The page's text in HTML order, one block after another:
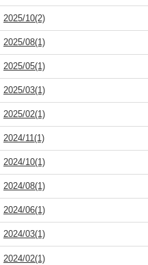
2025/10(2)
2025/08(1)
2025/05(1)
2025/03(1)
2025/02(1)
2024/11(1)
2024/10(1)
2024/08(1)
2024/06(1)
2024/03(1)
2024/02(1)